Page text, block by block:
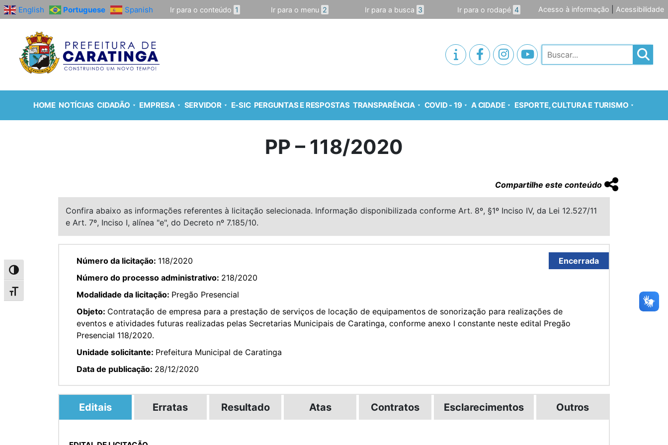
Alternar alto contraste
Alternar tamanho da fonte
English Portuguese Spanish Ir para o conteúdo 1 Ir para o menu 2 Ir para a busca 3 Ir para o rodapé 4 Acesso à informação Acessibilidade
Pesquisar
HOME NOTÍCIAS CIDADÃO EMPRESA SERVIDOR E-SIC PERGUNTAS E RESPOSTAS TRANSPARÊNCIA COVID - 19 A CIDADE ESPORTE, CULTURA E TURISMO
PP – 118/2020
Compartilhe este conteúdo
Confira abaixo as informações referentes à licitação selecionada. Informação disponibilizada conforme Art. 8º, §1º Inciso IV, da Lei 12.527/11
e Art. 7º, Inciso I, alínea "e", do Decreto nº 7.185/10.
Encerrada
Número da licitação: 118/2020
Número do processo administrativo: 218/2020
Modalidade da licitação: Pregão Presencial
Objeto: Contratação de empresa para a prestação de serviços de locação de equipamentos de sonorização para realizações de
eventos e atividades futuras realizadas pelas Secretarias Municipais de Caratinga, conforme anexo I constante neste edital Pregão
Presencial 118/2020.
Unidade solicitante: Prefeitura Municipal de Caratinga
Data de publicação: 28/12/2020
Editais Erratas Resultado Atas Contratos Esclarecimentos Outros